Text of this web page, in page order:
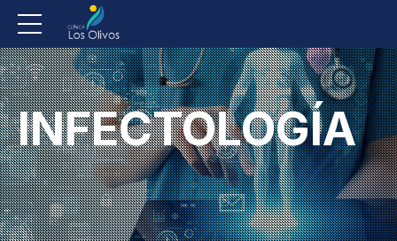
INFECTOLOGÍA